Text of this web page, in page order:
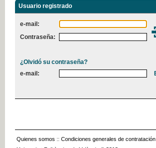
Usuario registrado
e-mail:
Contraseña:
¿Olvidó su contraseña?
e-mail:
Quienes somos :: Condiciones generales de contratación